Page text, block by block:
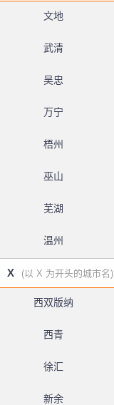
文地
武清
吴忠
万宁
梧州
巫山
芜湖
温州
X (以 X 为开头的城市名)
西双版纳
西青
徐汇
新余